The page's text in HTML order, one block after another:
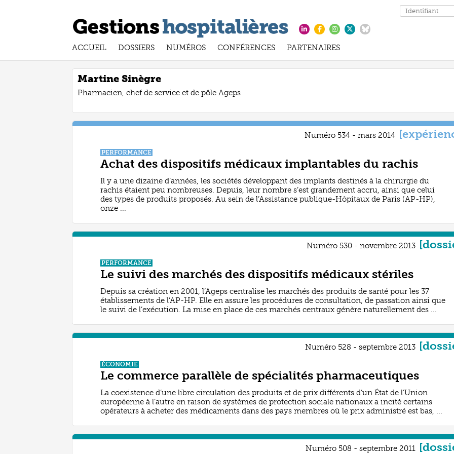
ACCUEIL DOSSIERS NUMÉROS CONFÉRENCES PARTENAIRES
Martine Sinègre
Pharmacien, chef de service et de pôle Ageps
Numéro 534 - mars 2014
PERFORMANCE
Achat des dispositifs médicaux implantables du rachis
Il y a une dizaine d’années, les sociétés développant des implants destinés à la chirurgie du
rachis étaient peu nombreuses. Depuis, leur nombre s’est grandement accru, ainsi que celui
des types de produits proposés. Au sein de l’Assistance publique-Hôpitaux de Paris (AP-HP),
onze ...
Numéro 530 - novembre 2013
PERFORMANCE
Le suivi des marchés des dispositifs médicaux stériles
Depuis sa création en 2001, l’Ageps centralise les marchés des produits de santé pour les 37
établissements de l’AP-HP. Elle en assure les procédures de consultation, de passation ainsi que
le suivi de l’exécution. La mise en place de ces marchés centraux génère naturellement des ...
Numéro 528 - septembre 2013
ÉCONOMIE
Le commerce parallèle de spécialités pharmaceutiques
La coexistence d’une libre circulation des produits et de prix différents d’un État de l’Union
européenne à l’autre en raison de systèmes de protection sociale nationaux a incité certains
opérateurs à acheter des médicaments dans des pays membres où le prix administré est bas, ...
Numéro 508 - septembre 2011